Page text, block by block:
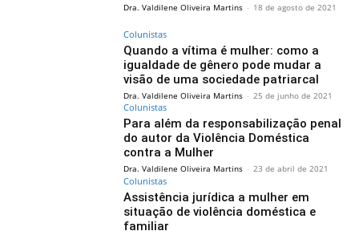
Dra. Valdilene Oliveira Martins - 18 de agosto de 2021
Colunistas
Quando a vítima é mulher: como a
igualdade de gênero pode mudar a
visão de uma sociedade patriarcal
Dra. Valdilene Oliveira Martins - 25 de junho de 2021
Colunistas
Para além da responsabilização penal
do autor da Violência Doméstica
contra a Mulher
Dra. Valdilene Oliveira Martins - 23 de abril de 2021
Colunistas
Assistência jurídica a mulher em
situação de violência doméstica e
familiar